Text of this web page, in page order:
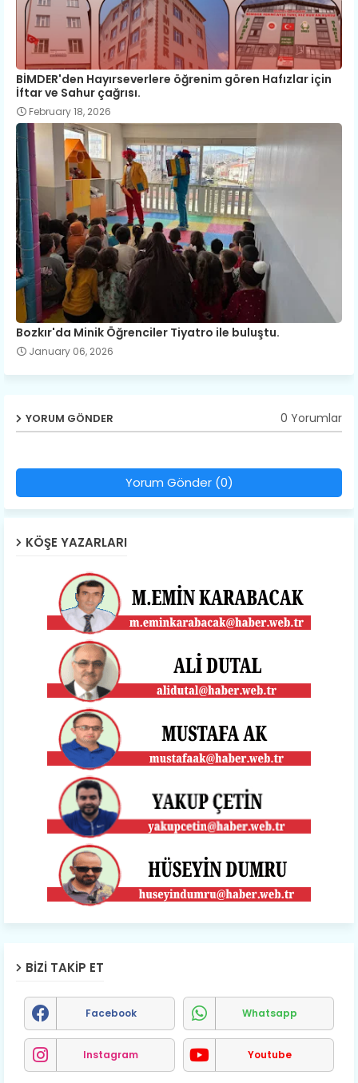
BİMDER'den Hayırseverlere öğrenim gören Hafızlar için
İftar ve Sahur çağrısı.
February 18, 2026
Bozkır'da Minik Öğrenciler Tiyatro ile buluştu.
January 06, 2026
YORUM GÖNDER 0 Yorumlar
Yorum Gönder (0)
KÖŞE YAZARLARI
BIZI TAKIP ET
Facebook Whatsapp
Instagram Youtube